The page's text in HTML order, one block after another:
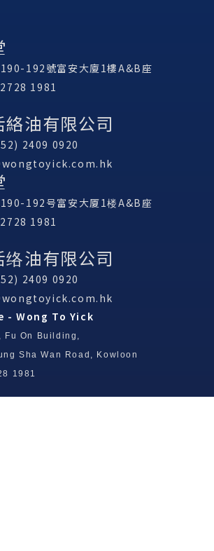
192號富安大廈1樓A&B座
1981
油有限公司
2409 0920
192号富安大厦1楼A&B座
1981
油有限公司
2409 0920
- Wong To Yick
Fu On Building,
Sha Wan Road, Kowloon
1981